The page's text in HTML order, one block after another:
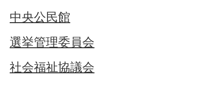
中央公民館
選挙管理委員会
社会福祉協議会